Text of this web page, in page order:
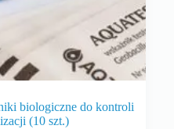
biologiczne do kontroli
(10 szt.)